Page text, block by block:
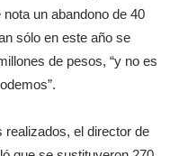
un abandono de 40
sólo en este año se
de pesos, “y no es
realizados, el director de